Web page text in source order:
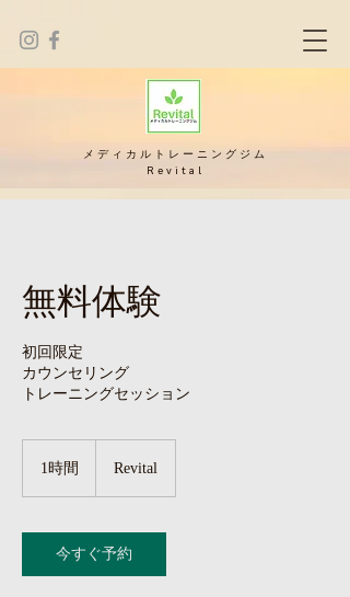
メディカルトレーニングジム
Revital
無料体験
初回限定
カウンセリング
トレーニングセッション
1時間 Revital
今すぐ予約